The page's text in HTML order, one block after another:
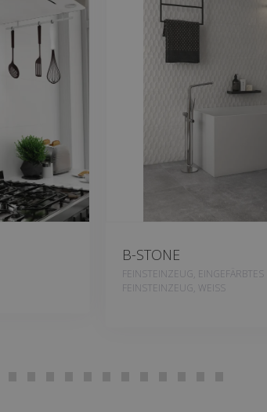
B-STONE
FEINSTEINZEUG, EINGEFÄRBTES
FEINSTEINZEUG, WEISS